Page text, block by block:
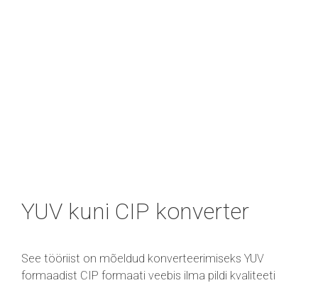
YUV kuni CIP konverter
See tööriist on mõeldud konverteerimiseks YUV
formaadist CIP formaati veebis ilma pildi kvaliteeti